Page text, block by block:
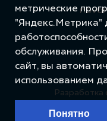
© Инвестиционный
метрические
"Яндекс.Метрика"
обслуживания.
сайт, вы
использованием
Понятно